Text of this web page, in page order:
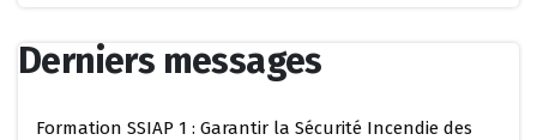
Derniers messages
Formation SSIAP 1 : Garantir la Sécurité Incendie des